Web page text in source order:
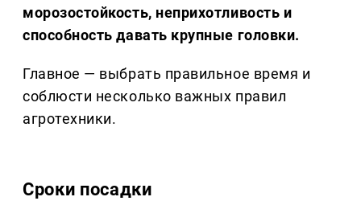
морозостойкость, неприхотливость и
способность давать крупные головки.
Главное — выбрать правильное время и
соблюсти несколько важных правил
агротехники.
Сроки посадки